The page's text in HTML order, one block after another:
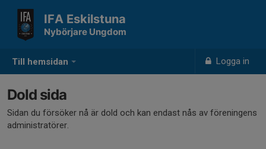
Till hemsidan Logga in
IFA Eskilstuna
Nybörjare Ungdom
Dold sida
Sidan du försöker nå är dold och kan endast nås av föreningens
administratörer.